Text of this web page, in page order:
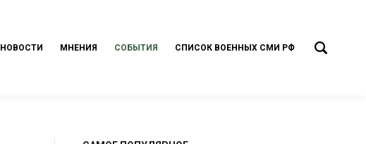
НОВОСТИ МНЕНИЯ СОБЫТИЯ СПИСОК ВОЕННЫХ СМИ РФ